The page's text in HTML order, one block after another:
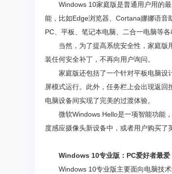
Windows 10家庭版是普通用户用的
能，比如Edge浏览器、Cortana娜娜语音
PC、平板、笔记本电脑、二合一电脑等各
当然，为了提高系统安全性，家庭
装任何安全补丁，不再向用户询问。
家庭版还包括了一个针对平板电脑设
屏模式运行。此外，任务栏上会出现返
电脑设备间实现了完美的过渡体验。
微软Windows Hello是一项智能功能
度感应摄像头新设备中，或者用户购买了
Windows 10专业版：PC爱好者最爱
Windows 10专业版主要面向电脑技